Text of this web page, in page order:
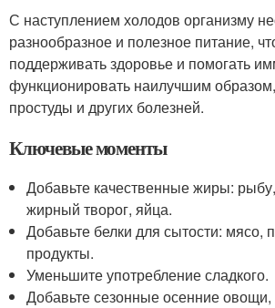
С наступлением холодов организму
разнообразное и полезное питание,
поддерживать здоровье и помогать
функционировать наилучшим
простуды и других болезней.
Ключевые моменты
Добавьте качественные жиры:
жирный творог, яйца.
Добавьте белки для сытости: мясо,
продукты.
Уменьшите употребление сладкого.
Добавьте сезонные осенние овощи,